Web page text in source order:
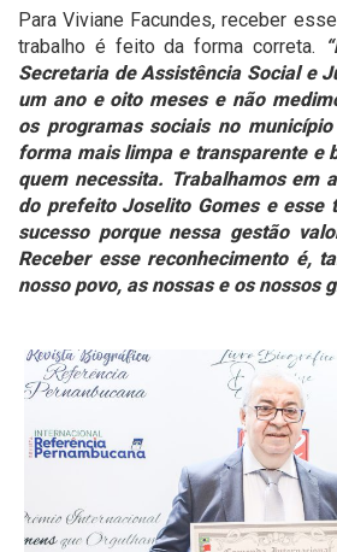
Para Viviane Facundes, receber
trabalho é feito da forma correta.
Secretaria de Assistência Social e
um ano e oito meses e não
os programas sociais no
forma mais limpa e transparente e
quem necessita. Trabalhamos em
do prefeito Joselito Gomes e esse
sucesso porque nessa gestão
Receber esse reconhecimento é,
nosso povo, as nossas e os nossos